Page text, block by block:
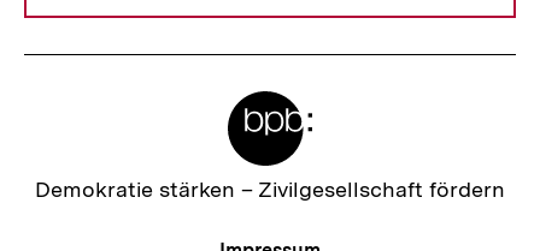
Zur
Demokratie stärken – Zivilgesellschaft fördern